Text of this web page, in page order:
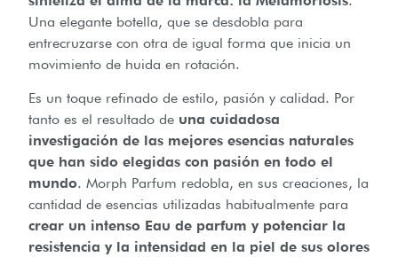
Una elegante botella, que se desdobla para
entrecruzarse con otra de igual forma que inicia un
movimiento de huida en rotación.
Es un toque refinado de estilo, pasión y calidad. Por
tanto es el resultado de una cuidadosa
investigación de las mejores esencias naturales
que han sido elegidas con pasión en todo el
mundo. Morph Parfum redobla, en sus creaciones, la
cantidad de esencias utilizadas habitualmente para
crear un intenso Eau de parfum y potenciar la
resistencia y la intensidad en la piel de sus olores